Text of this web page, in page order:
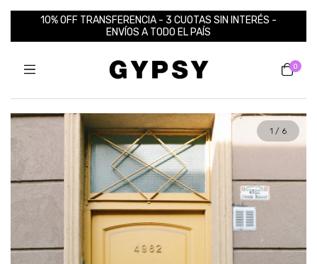
10% OFF TRANSFERENCIA - 3 CUOTAS SIN INTERÉS -
ENVÍOS A TODO EL PAÍS
0
1 / 6